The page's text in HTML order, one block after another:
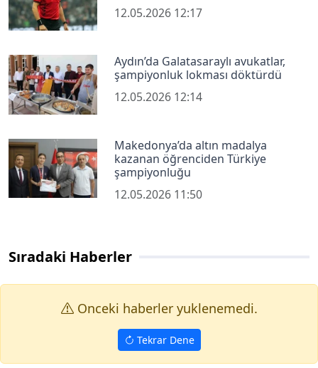
12.05.2026 12:17
Aydın’da Galatasaraylı avukatlar,
şampiyonluk lokması döktürdü
12.05.2026 12:14
Makedonya’da altın madalya
kazanan öğrenciden Türkiye
şampiyonluğu
12.05.2026 11:50
Sıradaki Haberler
Onceki haberler yuklenemedi.
Tekrar Dene